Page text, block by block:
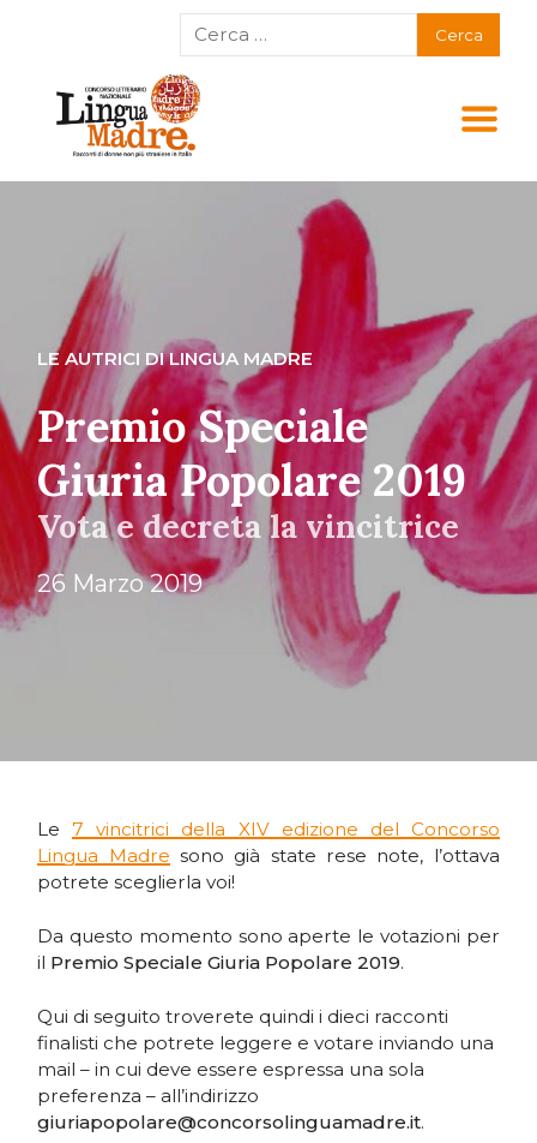
LE AUTRICI DI LINGUA MADRE
Premio Speciale
Giuria Popolare 2019
Vota e decreta la vincitrice
26 Marzo 2019
Le7 vincitrici della XIV edizione del Concorso
Lingua Madre sono già state rese note, l’ottava
potrete sceglierla voi!
Da questo momento sono aperte le votazioni per
il Premio Speciale Giuria Popolare 2019.
Qui di seguito troverete quindi i dieci racconti
finalisti che potrete leggere e votare inviando una
mail – in cui deve essere espressa una sola
preferenza – all’indirizzo
giuriapopolare@concorsolinguamadre.it.